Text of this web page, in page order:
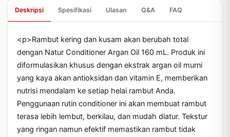
Deskripsi Spesifikasi Ulasan Q&A FAQ
<p>Rambut kering dan kusam akan berubah total
dengan Natur Conditioner Argan Oil 160 mL. Produk ini
diformulasikan khusus dengan ekstrak argan oil murni
yang kaya akan antioksidan dan vitamin E, memberikan
nutrisi mendalam ke setiap helai rambut Anda.
Penggunaan rutin conditioner ini akan membuat rambut
terasa lebih lembut, berkilau, dan mudah diatur. Tekstur
yang ringan namun efektif memastikan rambut tidak